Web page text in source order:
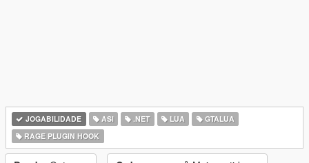
JOGABILIDADE ASI .NET LUA
GTALUA
RAGE PLUGIN HOOK